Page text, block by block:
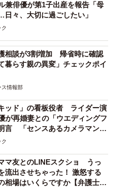
シロくん、クロちゃん、トラちゃ
猫（ｺﾞﾆｬﾝ）のぱぱになりました。
兼俳優が第1子出産を報告「母
々、大切に過ごしたい」
相談が3割増加 帰省時に確認
暮らす親の異変」チェックポイ
ス情報部
ッド」の看板役者 ライダー演
が再婚妻との「ウエディングフ
言 「センスあるカメラマン求
マ友とのLINEスクショ うっ
流出させちゃった！ 激怒する
場はいくらですか【弁護士が